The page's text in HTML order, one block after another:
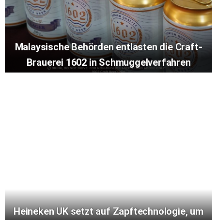
Malaysische Behörden entlasten die Craft-
Brauerei 1602 in Schmuggelverfahren
Heineken UK setzt auf Zapftechnologie, um